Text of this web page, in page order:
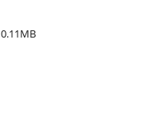
0.11MB